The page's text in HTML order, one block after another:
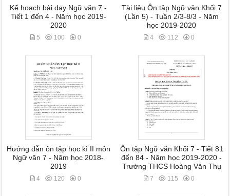
Kế hoạch bài dạy Ngữ văn 7 -
Tiết 1 đến 4 - Năm học 2019-
2020
5 100 0
Tài liệu Ôn tập Ngữ văn Khối 7
(Lần 5) - Tuần 2/3-8/3 - Năm
học 2019-2020
4 112 0
Hướng dẫn ôn tập học kì II môn
Ngữ văn 7 - Năm học 2018-
2019
4 120 0
Ôn tập Ngữ văn Khối 7 - Tiết 81
đến 84 - Năm học 2019-2020 -
Trường THCS Hoàng Văn Thụ
7 115 0